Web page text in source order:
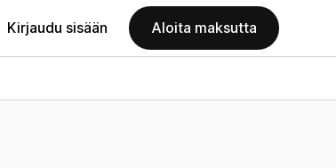
Kirjaudu sisään Aloita maksutta